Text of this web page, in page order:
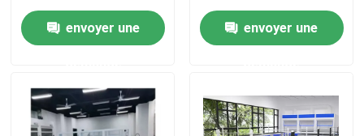
Contacts
Meubles modernes de laboratoire
envoyer une envoyer une